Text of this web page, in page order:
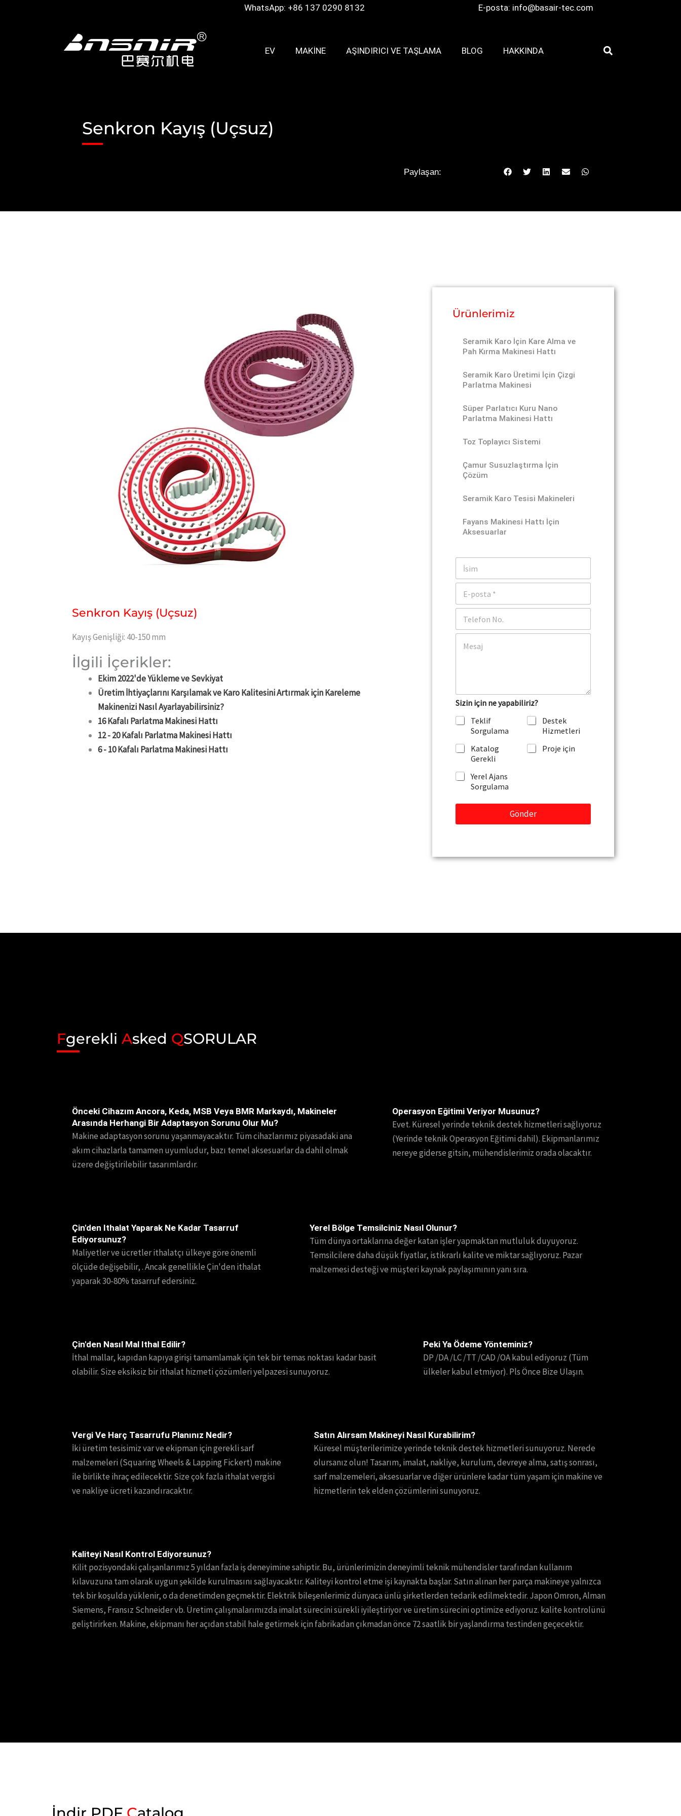
WhatsApp: +86 137 0290 8132 E-posta: info@basair-tec.com
EV MAKINE AŞINDIRICI VE TAŞLAMA BLOG HAKKINDA
Senkron Kayış (Uçsuz)
Paylaşan:
Senkron Kayış (Uçsuz)
Kayış Genişliği: 40-150 mm
İlgili İçerikler:
Ekim 2022'de Yükleme ve Sevkiyat
Üretim İhtiyaçlarını Karşılamak ve Karo Kalitesini Artırmak için Kareleme
Makinenizi Nasıl Ayarlayabilirsiniz?
16 Kafalı Parlatma Makinesi Hattı
12 - 20 Kafalı Parlatma Makinesi Hattı
6 - 10 Kafalı Parlatma Makinesi Hattı
Ürünlerimiz
Seramik Karo İçin Kare Alma ve
Pah Kırma Makinesi Hattı
Seramik Karo Üretimi İçin Çizgi
Parlatma Makinesi
Süper Parlatıcı Kuru Nano
Parlatma Makinesi Hattı
Toz Toplayıcı Sistemi
Çamur Susuzlaştırma İçin
Çözüm
Seramik Karo Tesisi Makineleri
Fayans Makinesi Hattı İçin
Aksesuarlar
İ
i
E
p
t
T
l
Y
e
y
a
M
s
a
Sizin için ne yapabiliriz?
Teklif
Sorgulama
Destek
Hizmetleri
Katalog
Gerekli
Proje için
Yerel Ajans
Sorgulama
Gönder
Fgerekli Asked QSORULAR
Önceki Cihazım Ancora, Keda, MSB Veya BMR Markaydı, Makineler
Arasında Herhangi Bir Adaptasyon Sorunu Olur Mu?
Makine adaptasyon sorunu yaşanmayacaktır. Tüm cihazlarımız piyasadaki ana
akım cihazlarla tamamen uyumludur, bazı temel aksesuarlar da dahil olmak
üzere değiştirilebilir tasarımlardır.
Operasyon Eğitimi Veriyor Musunuz?
Evet. Küresel yerinde teknik destek hizmetleri sağlıyoruz
(Yerinde teknik Operasyon Eğitimi dahil). Ekipmanlarımız
nereye giderse gitsin, mühendislerimiz orada olacaktır.
Çin'den Ithalat Yaparak Ne Kadar Tasarruf
Ediyorsunuz?
Maliyetler ve ücretler ithalatçı ülkeye göre önemli
ölçüde değişebilir, . Ancak genellikle Çin'den ithalat
yaparak 30-80% tasarruf edersiniz.
Yerel Bölge Temsilciniz Nasıl Olunur?
Tüm dünya ortaklarına değer katan işler yapmaktan mutluluk duyuyoruz.
Temsilcilere daha düşük fiyatlar, istikrarlı kalite ve miktar sağlıyoruz. Pazar
malzemesi desteği ve müşteri kaynak paylaşımının yanı sıra.
Çin'den Nasıl Mal Ithal Edilir?
İthal mallar, kapıdan kapıya girişi tamamlamak için tek bir temas noktası kadar basit
olabilir. Size eksiksiz bir ithalat hizmeti çözümleri yelpazesi sunuyoruz.
Peki Ya Ödeme Yönteminiz?
DP /DA /LC /TT /CAD /OA kabul ediyoruz (Tüm
ülkeler kabul etmiyor). Pls Önce Bize Ulaşın.
Vergi Ve Harç Tasarrufu Planınız Nedir?
İki üretim tesisimiz var ve ekipman için gerekli sarf
malzemeleri (Squaring Wheels & Lapping Fickert) makine
ile birlikte ihraç edilecektir. Size çok fazla ithalat vergisi
ve nakliye ücreti kazandıracaktır.
Satın Alırsam Makineyi Nasıl Kurabilirim?
Küresel müşterilerimize yerinde teknik destek hizmetleri sunuyoruz. Nerede
olursanız olun! Tasarım, imalat, nakliye, kurulum, devreye alma, satış sonrası,
sarf malzemeleri, aksesuarlar ve diğer ürünlere kadar tüm yaşam için makine ve
hizmetlerin tek elden çözümlerini sunuyoruz.
Kaliteyi Nasıl Kontrol Ediyorsunuz?
Kilit pozisyondaki çalışanlarımız 5 yıldan fazla iş deneyimine sahiptir. Bu, ürünlerimizin deneyimli teknik mühendisler tarafından kullanım
kılavuzuna tam olarak uygun şekilde kurulmasını sağlayacaktır. Kaliteyi kontrol etme işi kaynakta başlar. Satın alınan her parça makineye yalnızca
tek bir koşulda yüklenir, o da denetimden geçmektir. Elektrik bileşenlerimiz dünyaca ünlü şirketlerden tedarik edilmektedir. Japon Omron, Alman
Siemens, Fransız Schneider vb. Üretim çalışmalarımızda imalat sürecini sürekli iyileştiriyor ve üretim sürecini optimize ediyoruz. kalite kontrolünü
geliştirirken. Makine, ekipmanı her açıdan stabil hale getirmek için fabrikadan çıkmadan önce 72 saatlik bir yaşlandırma testinden geçecektir.